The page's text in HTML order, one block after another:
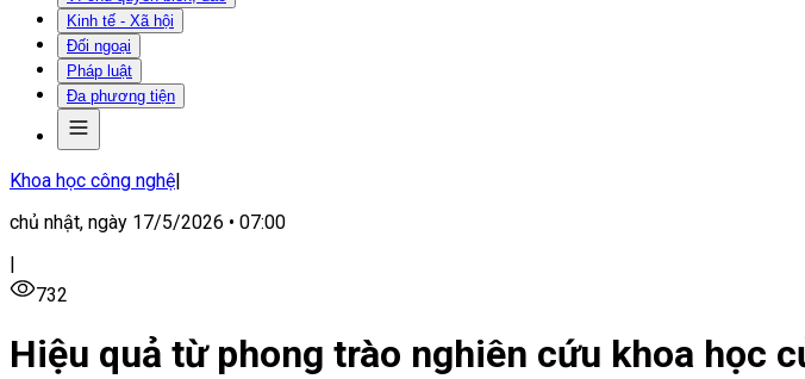
Kinh tế - Xã hội
Đối ngoại
Pháp luật
Đa phương tiện
Khoa học công nghệ|
chủ nhật, ngày 17/5/2026 • 07:00
|
732
Hiệu quả từ phong trào nghiên cứu khoa học